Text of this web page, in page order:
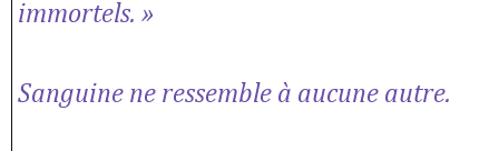
immortels. »
Sanguine ne ressemble à aucune autre.